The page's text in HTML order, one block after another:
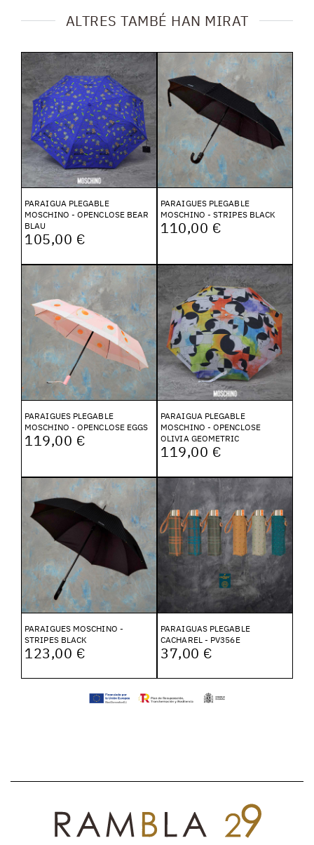
ALTRES TAMBÉ HAN MIRAT
PARAIGUA PLEGABLE
MOSCHINO - OPENCLOSE BEAR
BLAU
105,00 €
PARAIGUES PLEGABLE
MOSCHINO - STRIPES BLACK
110,00 €
PARAIGUES PLEGABLE
MOSCHINO - OPENCLOSE EGGS
119,00 €
PARAIGUA PLEGABLE
MOSCHINO - OPENCLOSE
OLIVIA GEOMETRIC
119,00 €
PARAIGUES MOSCHINO -
STRIPES BLACK
123,00 €
PARAIGUAS PLEGABLE
CACHAREL - PV356E
37,00 €